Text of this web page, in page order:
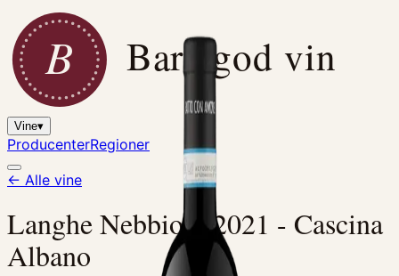
B Bare god vin
Vine▾
ProducenterRegioner
← Alle vine
Langhe Nebbiolo 2021 - Cascina
Albano